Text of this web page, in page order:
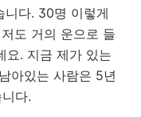
니다. 30명 이렇게
도 거의 운으로 들
요. 지금 제가 있는
아있는 사람은 5년
다.